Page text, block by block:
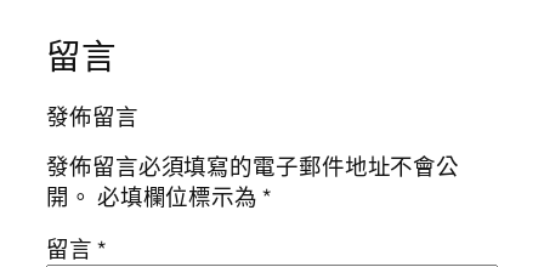
留言
發佈留言
發佈留言必須填寫的電子郵件地址不會公
開。 必填欄位標示為*
留言*